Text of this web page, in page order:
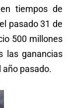
tiempos de
pasado 31 de
500 millones
las ganancias
pasado.